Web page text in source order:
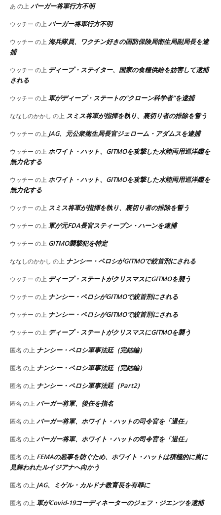
あ の上 バーガー将軍行方不明
ウッチー の上 バーガー将軍行方不明
ウッチー の上 海兵隊員、ワクチン好きの国防保険局衛生局副局長を逮
捕
ウッチー の上 ディープ・ステイター、国家の食糧供給を妨害して逮捕
される
ウッチー の上 軍がディープ・ステートの”クローン科学者”を逮捕
ななしのかかし の上 スミス将軍が指揮を執り、裏切り者の排除を誓う
ウッチー の上 JAG、元公衆衛生局長官ジェローム・アダムスを逮捕
ウッチー の上 ホワイト・ハット、GITMOを攻撃した水陸両用巡洋艦を
無力化する
ウッチー の上 ホワイト・ハット、GITMOを攻撃した水陸両用巡洋艦を
無力化する
ウッチー の上 スミス将軍が指揮を執り、裏切り者の排除を誓う
ウッチー の上 軍が元FDA長官スティーブン・ハーンを逮捕
ウッチー の上 GITMO襲撃犯を特定
ななしのかかし の上 ナンシー・ペロシがGITMOで絞首刑にされる
ウッチー の上 ディープ・ステートがクリスマスにGITMOを襲う
ウッチー の上 ナンシー・ペロシがGITMOで絞首刑にされる
ウッチー の上 ナンシー・ペロシがGITMOで絞首刑にされる
ウッチー の上 ディープ・ステートがクリスマスにGITMOを襲う
匿名 の上 ナンシー・ペロシ軍事法廷（完結編）
匿名 の上 ナンシー・ペロシ軍事法廷（完結編）
匿名 の上 ナンシー・ペロシ軍事法廷（Part2）
匿名 の上 バーガー将軍、後任を指名
匿名 の上 バーガー将軍、ホワイト・ハットの司令官を「退任」
匿名 の上 バーガー将軍、ホワイト・ハットの司令官を「退任」
匿名 の上 FEMAの悪事を防ぐため、ホワイト・ハットは積極的に嵐に
見舞われたルイジアナへ向かう
匿名 の上 JAG、ミゲル・カルドナ教育長を有罪に
匿名 の上 軍がCovid-19コーディネーターのジェフ・ジエンツを逮捕